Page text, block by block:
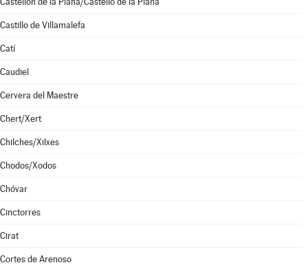
Castillo de Villamalefa
Catí
Caudiel
Cervera del Maestre
Chert/Xert
Chilches/Xilxes
Chodos/Xodos
Chóvar
Cinctorres
Cirat
Cortes de Arenoso